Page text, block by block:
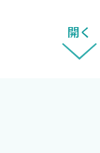
う新たな領域
多様性や個体
開く